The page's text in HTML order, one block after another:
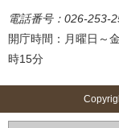
電話番号：026-253-
開庁時間：月曜日～
時15分